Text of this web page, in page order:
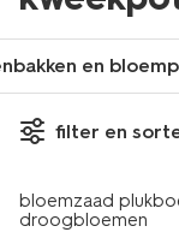
en
filter en
sale
bloemzaad
droogbloemen